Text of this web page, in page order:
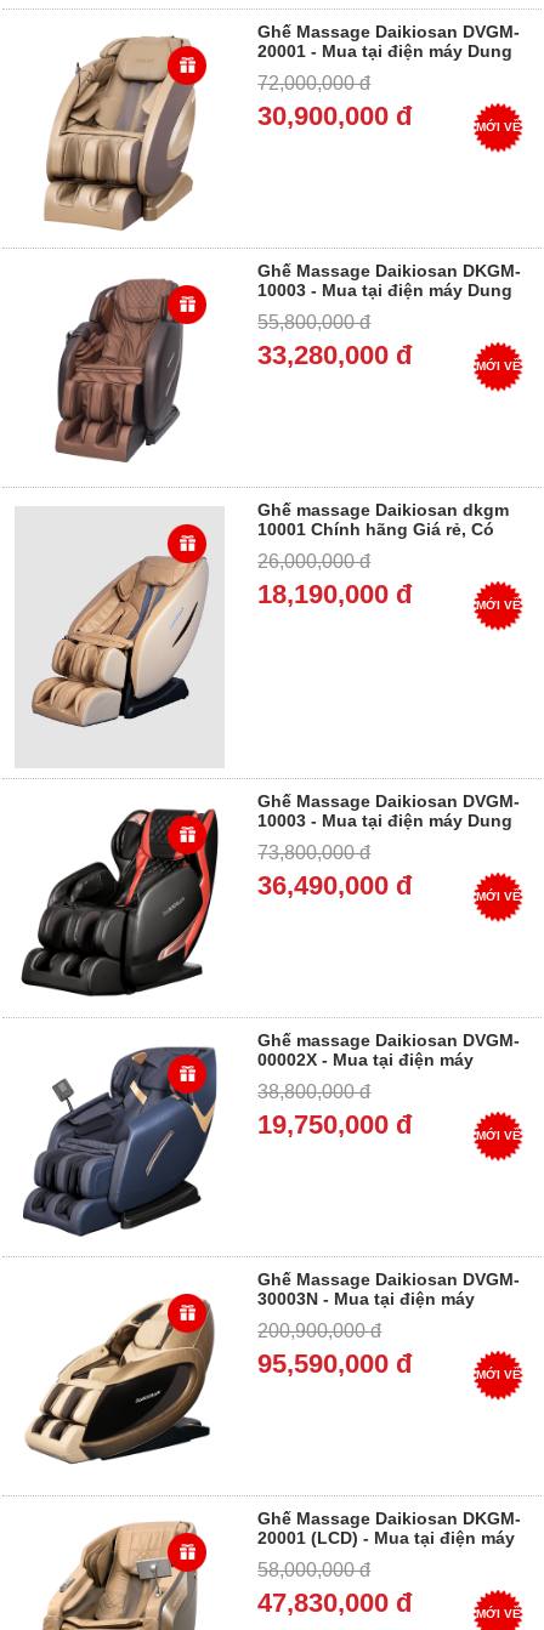
Ghế Massage Daikiosan DVGM-
20001 - Mua tại điện máy Dung
72,000,000 đ
30,900,000 đ MỚI VỀ
Ghế Massage Daikiosan DKGM-
10003 - Mua tại điện máy Dung
55,800,000 đ
33,280,000 đ MỚI VỀ
Ghế massage Daikiosan dkgm
10001 Chính hãng Giá rẻ, Có
26,000,000 đ
18,190,000 đ MỚI VỀ
Ghế Massage Daikiosan DVGM-
10003 - Mua tại điện máy Dung
73,800,000 đ
36,490,000 đ MỚI VỀ
Ghế massage Daikiosan DVGM-
00002X - Mua tại điện máy
38,800,000 đ
19,750,000 đ MỚI VỀ
Ghế Massage Daikiosan DVGM-
30003N - Mua tại điện máy
200,900,000 đ
95,590,000 đ MỚI VỀ
Ghế Massage Daikiosan DKGM-
20001 (LCD) - Mua tại điện máy
58,000,000 đ
47,830,000 đ MỚI VỀ